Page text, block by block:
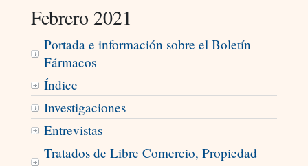
Febrero 2021
Portada e información sobre el Boletín
Fármacos
Índice
Investigaciones
Entrevistas
Tratados de Libre Comercio, Propiedad